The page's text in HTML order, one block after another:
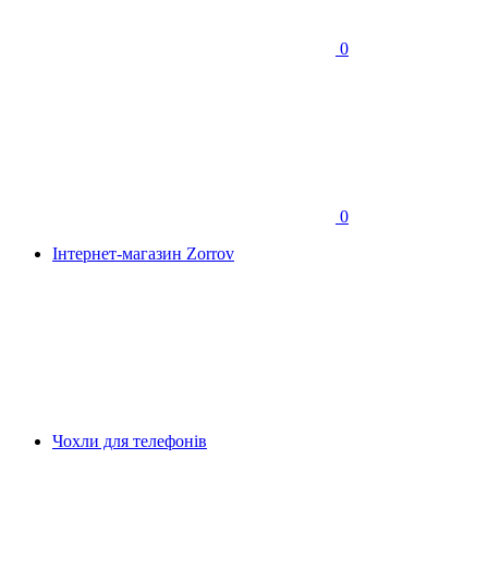
0
0
Інтернет-магазин Zorrov
Чохли для телефонів